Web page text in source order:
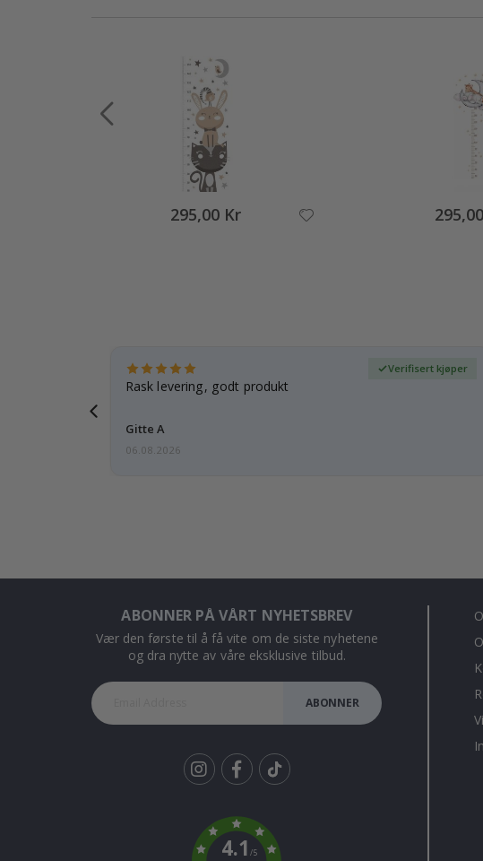
295,00 Kr
Rask levering, godt produkt
Gitte A
Verifisert kjøper
06.08.2026
ABONNER PÅ VÅRT NYHETSBREV
Vær den første til å få vite om de siste nyhetene
og dra nytte av våre eksklusive tilbud.
ABONNER
k
4.1/5